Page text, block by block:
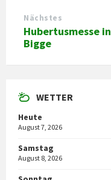
Nächstes
Hubertusmesse in
Bigge
WETTER
Heute
August 7, 2026
Samstag
August 8, 2026